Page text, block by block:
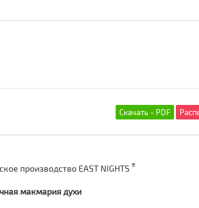
производство EAST NIGHTS ®
макмария духи